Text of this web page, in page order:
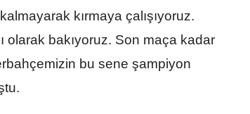
kırmaya çalışıyoruz.
olarak bakıyoruz. Son maça kadar
bu sene şampiyon